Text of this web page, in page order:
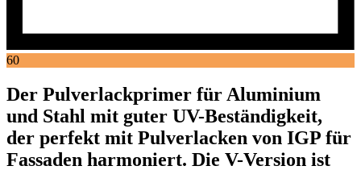
60
Der Pulverlackprimer für Aluminium
und Stahl mit guter UV-Beständigkeit,
der perfekt mit Pulverlacken von IGP für
Fassaden harmoniert. Die V-Version ist